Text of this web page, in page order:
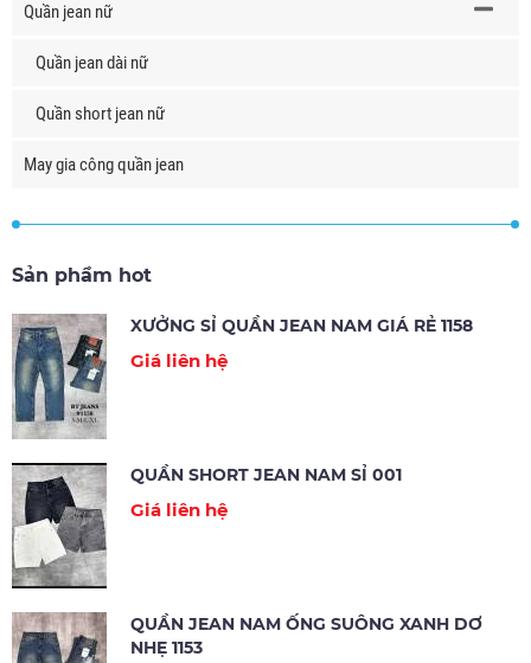
Quần jean nữ
Quần jean dài nữ
Quần short jean nữ
May gia công quần jean
Sản phẩm hot
XƯỞNG SỈ QUẦN JEAN NAM GIÁ RẺ 1158
Giá liên hệ
QUẦN SHORT JEAN NAM SỈ 001
Giá liên hệ
QUẦN JEAN NAM ỐNG SUÔNG XANH DƠ
NHẸ 1153